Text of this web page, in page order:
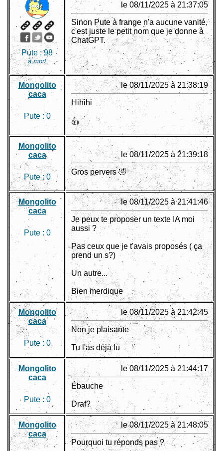
Pute :98
à mort
le 08/11/2025 à 21:37:05
Sinon Pute à frange n'a aucune vanité,
c'est juste le petit nom que je donne à
ChatGPT.
Mongolito
caca
Pute :0
le 08/11/2025 à 21:38:19
Hihihi
👍
Mongolito
caca
Pute :0
le 08/11/2025 à 21:39:18
Gros pervers 🤣
Mongolito
caca
Pute : 0
le 08/11/2025 à 21:41:46
Je peux te proposer un texte IA moi
aussi ?
Pas ceux que je t'avais proposés ( ça
prend un s?)
Un autre...
Bien merdique
Mongolito
caca
Pute : 0
le 08/11/2025 à 21:42:45
Non je plaisante
Tu l'as déjà lu
Mongolito
caca
Pute :0
le 08/11/2025 à 21:44:17
Ébauche
Draf?
Mongolito
caca
le 08/11/2025 à 21:48:05
Pourquoi tu réponds pas ?